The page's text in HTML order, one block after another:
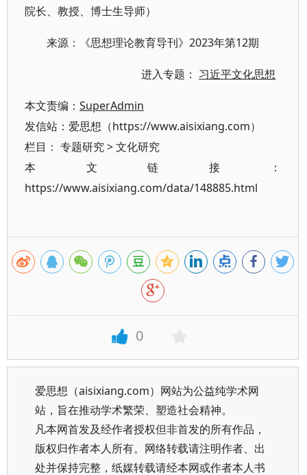
院长、教授、博士生导师）
来源：《思想理论教育导刊》2023年第12期
进入专题： 习近平文化思想
本文责编： SuperAdmin
发信站：爱思想（https://www.aisixiang.com）
栏目： 专题研究>文化研究
本文链接：
https://www.aisixiang.com/data/148885.html
0
爱思想（aisixiang.com）网站为公益纯学术网
站，旨在推动学术繁荣、塑造社会精神。
凡本网首发及经作者授权但非首发的所有作品，
版权归作者本人所有。网络转载请注明作者、出
处并保持完整，纸媒转载请经本网或作者本人书